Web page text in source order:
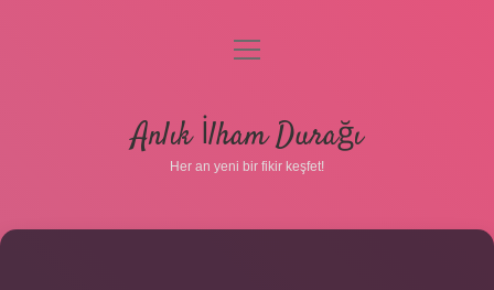
Gizlilik Politikası
menüyü
Anlık İlham Durağı
Her an yeni bir fikir keşfet!